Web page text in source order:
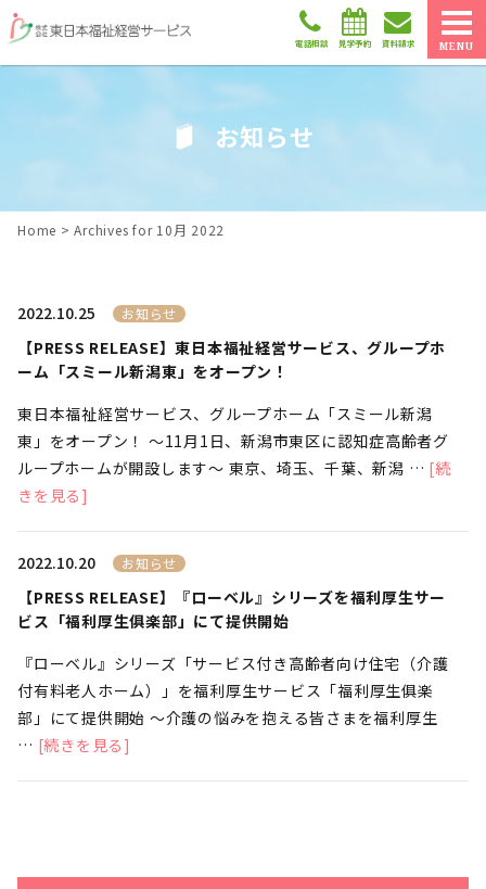
MENU
電話相談 見学予約 資料請求
お知らせ
Home >Archives for 10月 2022
2022.10.25 お知らせ
【PRESS RELEASE】東日本福祉経営サービス、グループホ
ーム「スミール新潟東」をオープン！
東日本福祉経営サービス、グループホーム「スミール新潟
東」をオープン！ ～11月1日、新潟市東区に認知症高齢者グ
ループホームが開設します～ 東京、埼玉、千葉、新潟 … [続
きを見る]
2022.10.20 お知らせ
【PRESS RELEASE】『ローベル』シリーズを福利厚生サー
ビス「福利厚生俱楽部」にて提供開始
『ローベル』シリーズ「サービス付き高齢者向け住宅（介護
付有料老人ホーム）」を福利厚生サービス「福利厚生俱楽
部」にて提供開始 〜介護の悩みを抱える皆さまを福利厚生
… [続きを見る]